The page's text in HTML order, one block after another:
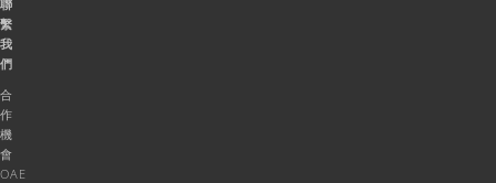
聯
繫
我
們
合
作
機
會
OAE